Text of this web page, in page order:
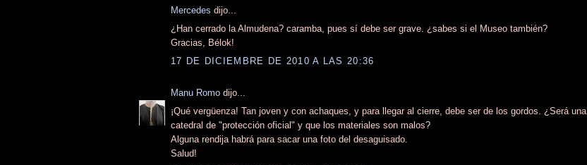
Mercedes dijo...
¿Han cerrado la Almudena? caramba, pues sí debe ser grave. ¿sabes si el Museo también?
Gracias, Bélok!
17 DE DICIEMBRE DE 2010 A LAS 20:36
Manu Romo dijo...
¡Qué vergüenza! Tan joven y con achaques, y para llegar al cierre, debe ser de los gordos. ¿Será una
catedral de "protección oficial" y que los materiales son malos?
Alguna rendija habrá para sacar una foto del desaguisado.
Salud!